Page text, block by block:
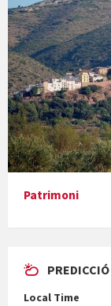
Concerts al
Presentació
En Bum
Patrimoni
Local Time